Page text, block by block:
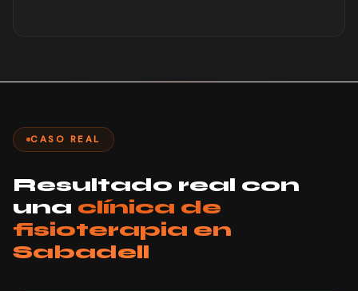
CASO REAL
Resultado real con
una clínica de
fisioterapia en
Sabadell